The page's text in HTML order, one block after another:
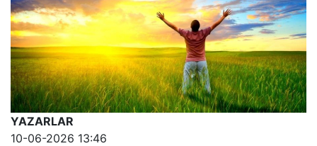
YAZARLAR
10-06-2026 13:46